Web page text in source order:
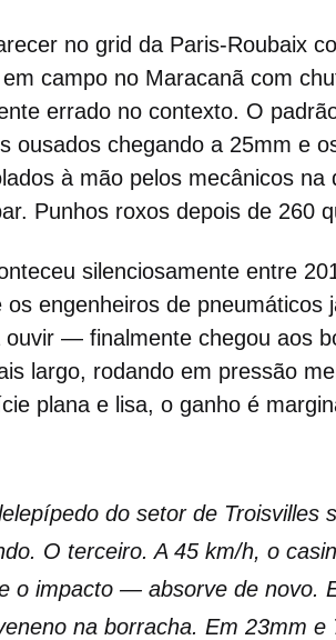
no grid da Paris-Roubaix
campo no Maracanã com
errado no contexto. O
ousados chegando a 25mm e
à mão pelos mecânicos
Punhos roxos depois de 260
silenciosamente entre
engenheiros de pneumáticos
ouvir — finalmente chegou aos
largo, rodando em pressão
plana e lisa, o ganho é
do setor de Troisvilles
O terceiro. A 45 km/h, o
o impacto — absorve de novo.
na borracha. Em 23mm